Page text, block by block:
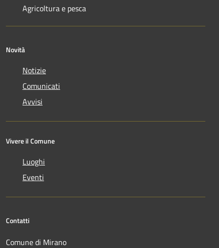
Agricoltura e pesca
Novità
Notizie
Comunicati
Avvisi
Vivere il Comune
Luoghi
Eventi
Contatti
Comune di Mirano